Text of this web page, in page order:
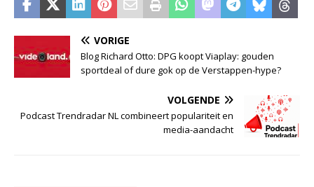
VORIGE
Blog Richard Otto: DPG koopt Viaplay: gouden
sportdeal of dure gok op de Verstappen-hype?
VOLGENDE
Podcast Trendradar NL combineert populariteit en
media-aandacht